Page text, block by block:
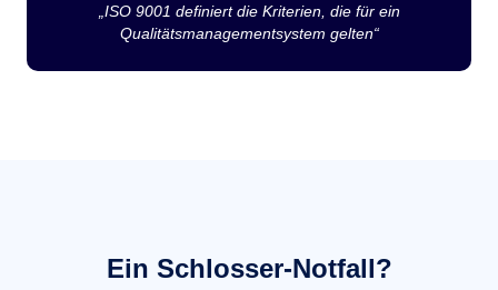
„ISO 9001 definiert die Kriterien, die für ein
Qualitätsmanagementsystem gelten“
Ein Schlosser-Notfall?